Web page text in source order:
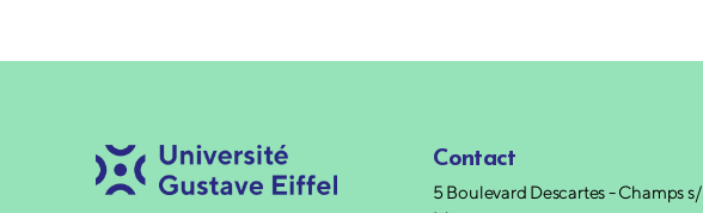
Contact
5 Boulevard Descartes - Champs s/